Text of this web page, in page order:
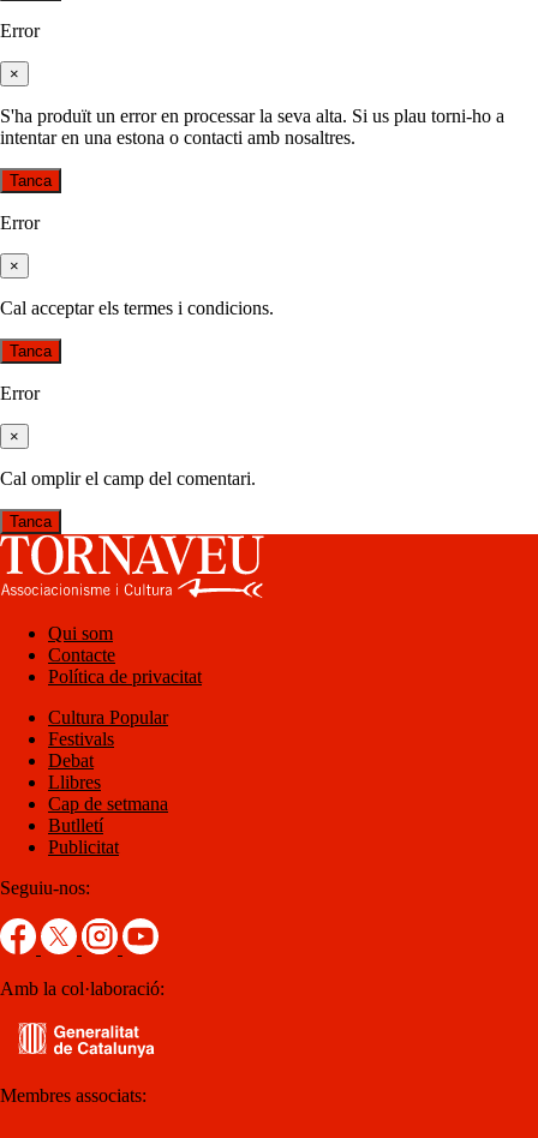
Error
×
S'ha produït un error en processar la seva alta. Si us plau torni-ho a
intentar en una estona o contacti amb nosaltres.
Tanca
Error
×
Cal acceptar els termes i condicions.
Tanca
Error
×
Cal omplir el camp del comentari.
Tanca
Qui som
Contacte
Política de privacitat
Cultura Popular
Festivals
Debat
Llibres
Cap de setmana
Butlletí
Publicitat
Seguiu-nos:
Amb la col·laboració:
Membres associats: